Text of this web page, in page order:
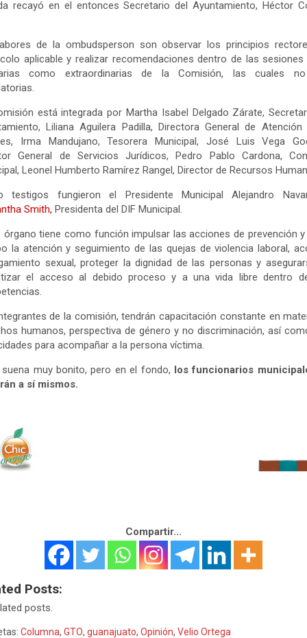
recayó en el entonces Secretario del Ayuntamiento, Héctor
de la ombudsperson son observar los principios
aplicable y realizar recomendaciones dentro de las
como extraordinarias de la Comisión, las cuales
está integrada por Martha Isabel Delgado Zárate,
Liliana Aguilera Padilla, Directora General de
Irma Mandujano, Tesorera Municipal, José Luis Vega
General de Servicios Jurídicos, Pedro Pablo Cardona,
Leonel Humberto Ramírez Rangel, Director de Recursos
testigos fungieron el Presidente Municipal Alejandro
Smith, Presidenta del DIF Municipal.
órgano tiene como función impulsar las acciones de prevención y
la atención y seguimiento de las quejas de violencia laboral,
sexual, proteger la dignidad de las personas y
el acceso al debido proceso y a una vida libre dentro
de la comisión, tendrán capacitación constante en
humanos, perspectiva de género y no discriminación, así
para acompañar a la persona víctima.
muy bonito, pero en el fondo, los funcionarios
a sí mismos.
Compartir...
Posts:
posts.
Columna, GTO, guanajuato, Opinión, Velio Ortega